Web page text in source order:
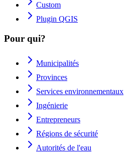
Custom
Plugin QGIS
Pour qui?
Municipalités
Provinces
Services environnementaux
Ingénierie
Entrepreneurs
Régions de sécurité
Autorités de l'eau